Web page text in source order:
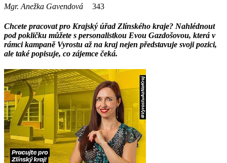
Mgr. Anežka Gavendová 343
Chcete pracovat pro Krajský úřad Zlínského kraje? Nahlédnout
pod pokličku můžete s personalistkou Evou Gazdošovou, která v
rámci kampaně Vyrostu až na kraj nejen představuje svoji pozici,
ale také popisuje, co zájemce čeká.